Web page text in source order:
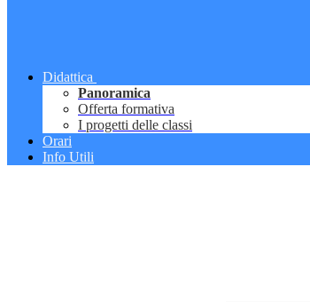
Didattica
Panoramica
Offerta formativa
I progetti delle classi
Orari
Info Utili